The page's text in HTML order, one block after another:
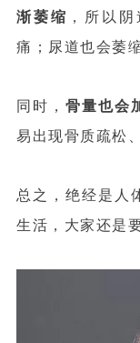
渐萎缩 ，所以
痛；尿道也会萎
同时， 骨量也会
易出现骨质疏松
总之，绝经是人
生活，大家还是